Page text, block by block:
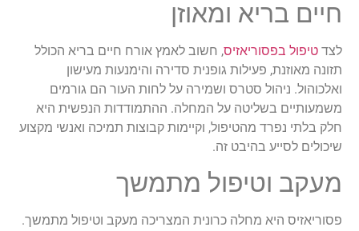
חיים בריא ומאוזן
לצד טיפול בפסוריאזיס, חשוב לאמץ אורח חיים בריא הכולל
תזונה מאוזנת, פעילות גופנית סדירה והימנעות מעישון
ואלכוהול. ניהול סטרס ושמירה על לחות העור הם גורמים
משמעותיים בשליטה על המחלה. ההתמודדות הנפשית היא
חלק בלתי נפרד מהטיפול, וקיימות קבוצות תמיכה ואנשי מקצוע
שיכולים לסייע בהיבט זה.
מעקב וטיפול מתמשך
פסוריאזיס היא מחלה כרונית המצריכה מעקב וטיפול מתמשך.